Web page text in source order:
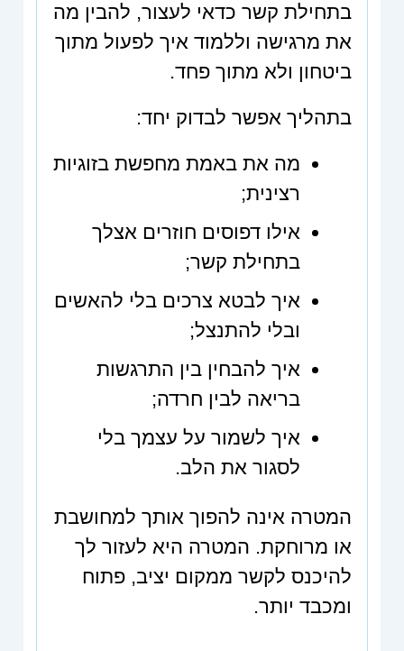
בתחילת קשר כדאי לעצור, להבין מה
את מרגישה וללמוד איך לפעול מתוך
ביטחון ולא מתוך פחד.
בתהליך אפשר לבדוק יחד:
מה את באמת מחפשת בזוגיות
רצינית;
אילו דפוסים חוזרים אצלך
בתחילת קשר;
איך לבטא צרכים בלי להאשים
ובלי להתנצל;
איך להבחין בין התרגשות
בריאה לבין חרדה;
איך לשמור על עצמך בלי
לסגור את הלב.
המטרה אינה להפוך אותך למחושבת
או מרוחקת. המטרה היא לעזור לך
להיכנס לקשר ממקום יציב, פתוח
ומכבד יותר.